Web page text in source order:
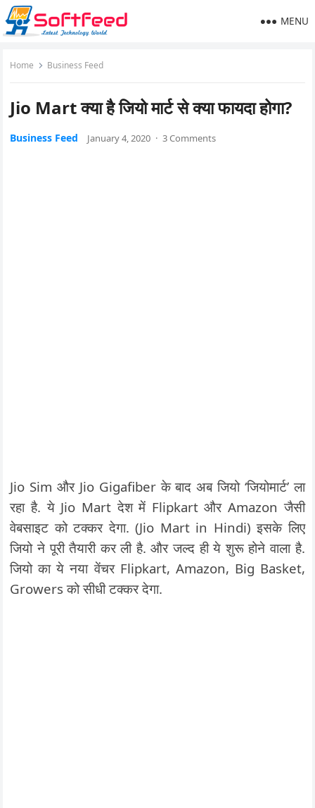
MENU
Home Business Feed
Jio Mart क्या है जियो मार्ट से क्या फायदा होगा?
Business Feed January 4, 2020 · 3 Comments
Jio Sim और Jio Gigafiber के बाद अब जियो ‘जियोमार्ट’ ला
रहा है. ये Jio Mart देश में Flipkart और Amazon जैसी
वेबसाइट को टक्कर देगा. (Jio Mart in Hindi) इसके लिए
जियो ने पूरी तैयारी कर ली है. और जल्द ही ये शुरू होने वाला है.
जियो का ये नया वेंचर Flipkart, Amazon, Big Basket,
Growers को सीधी टक्कर देगा.